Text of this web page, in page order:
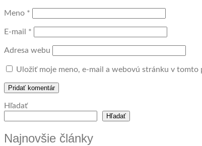
Meno *
E-mail *
Adresa webu
Uložiť moje meno, e-mail a webovú stránku v tomto
Hľadať
Hľadať
Najnovšie články